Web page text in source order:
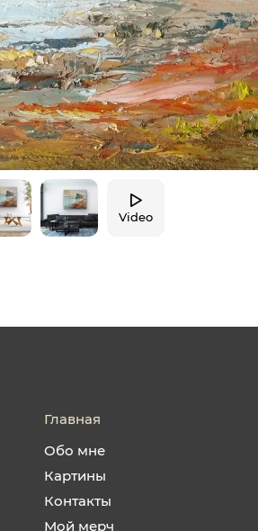
Video
Главная
Обо мне
Картины
Контакты
Мой мерч